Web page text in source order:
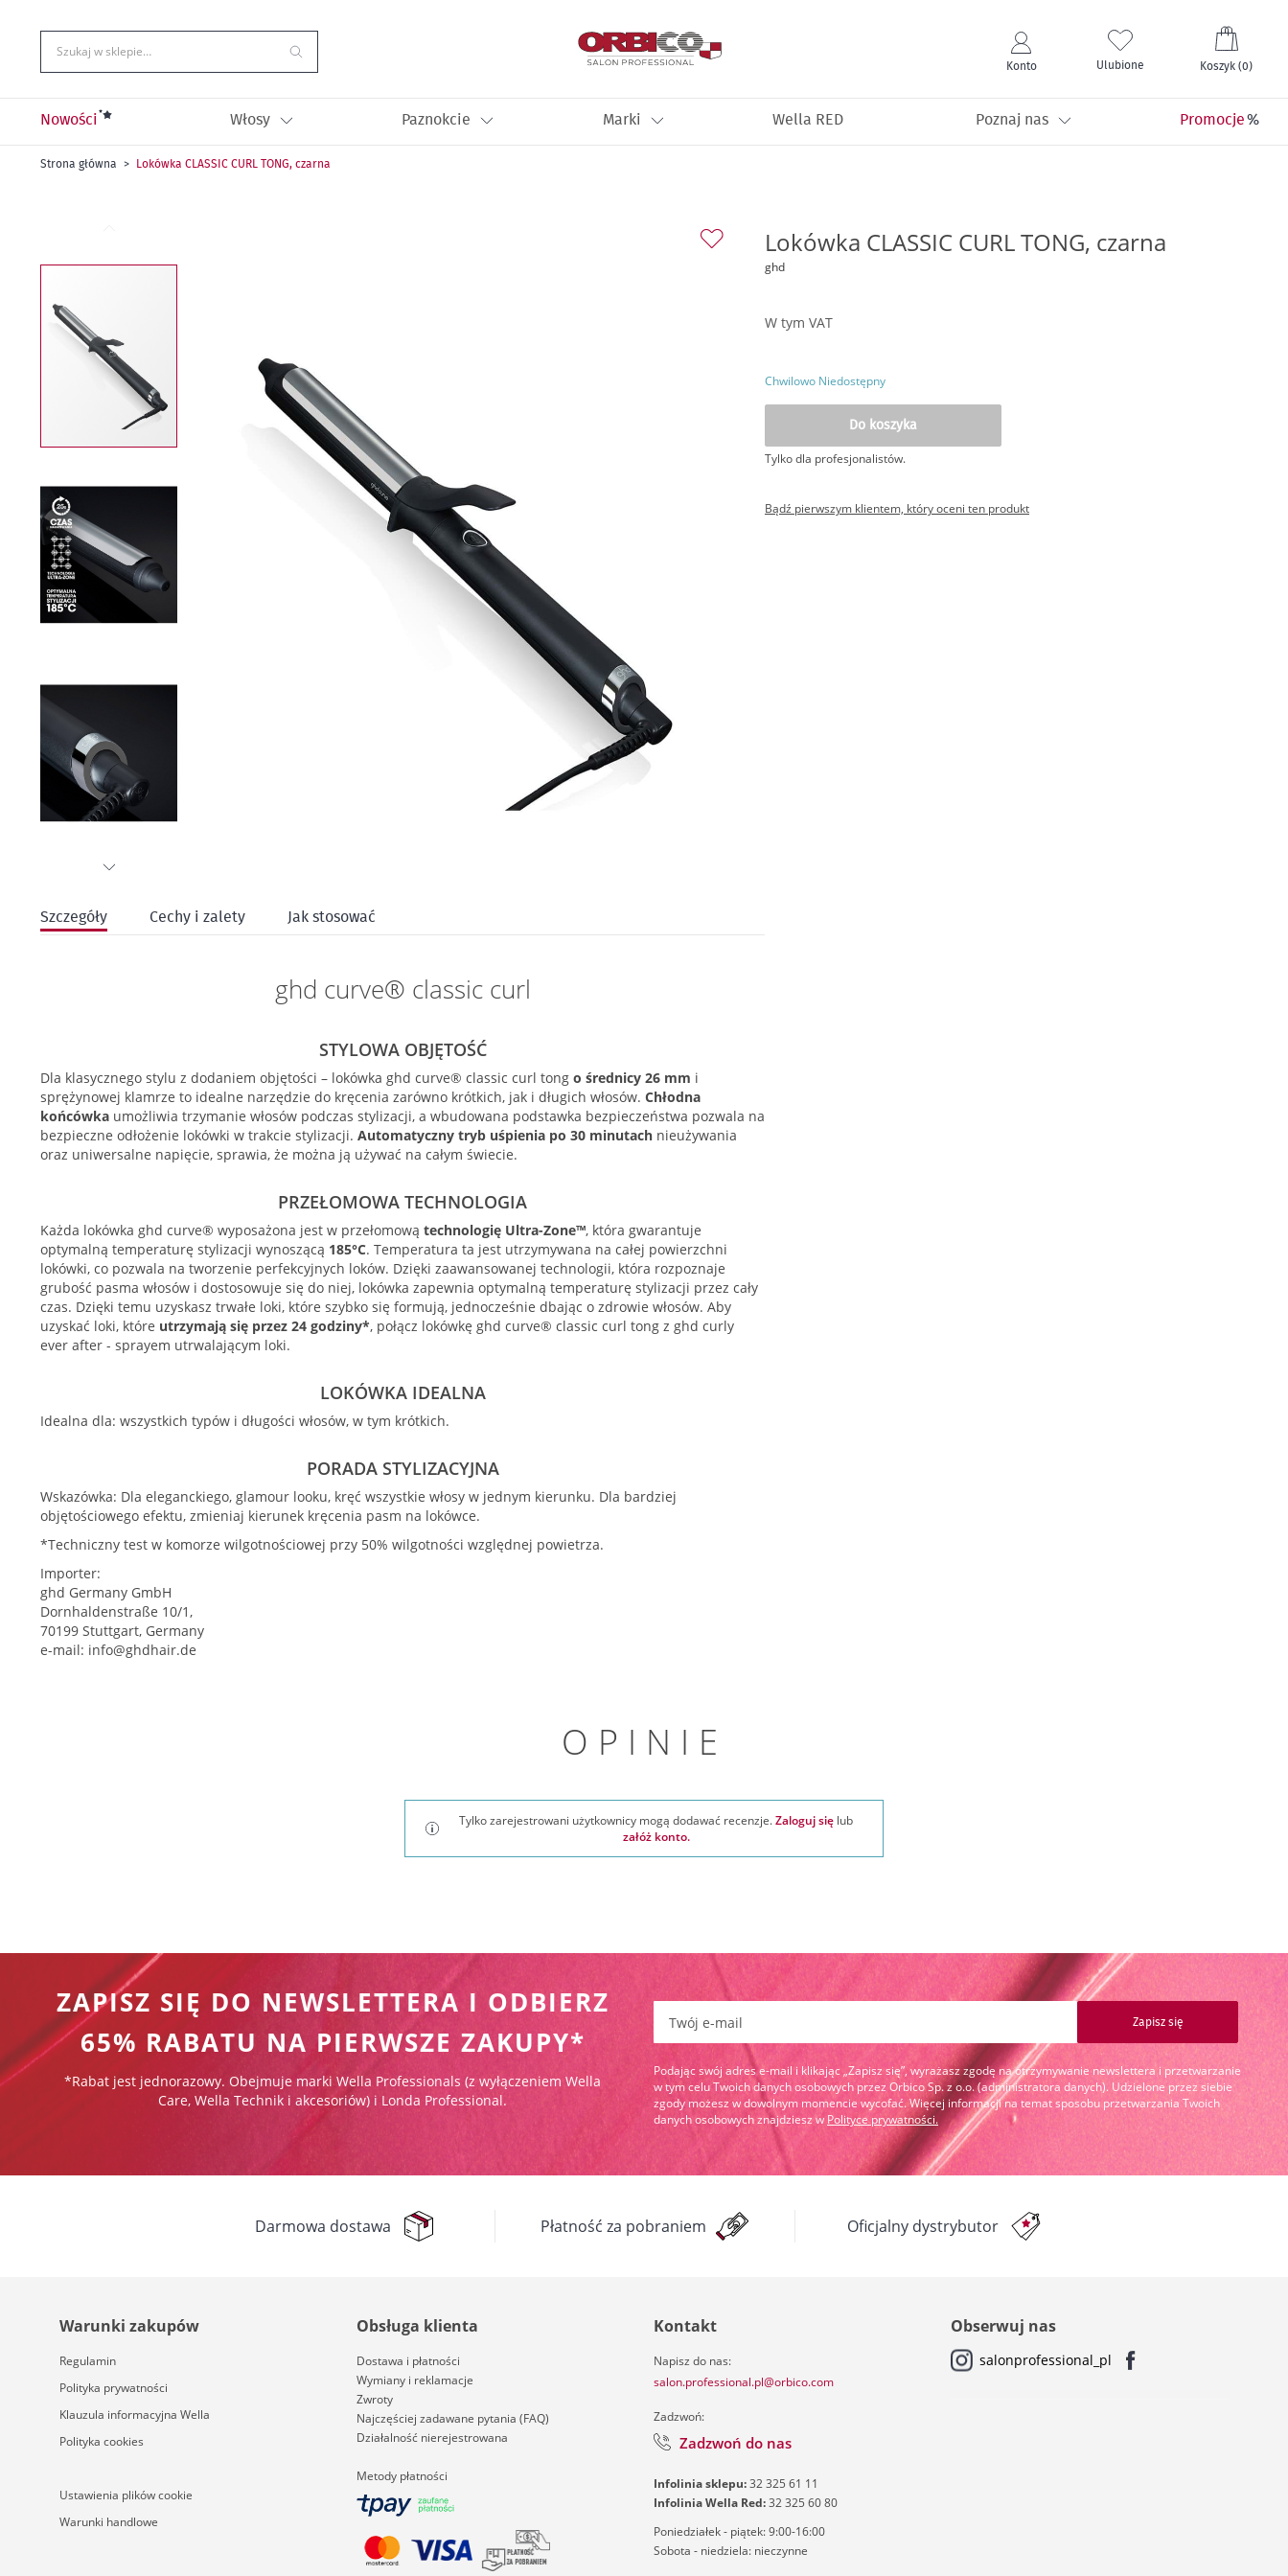
do
treści
Szukaj w sklepie…
Konto Ulubione Koszyk (0)
Nowości Włosy Paznokcie Marki Wella RED Poznaj nas Promocje
Strona główna Lokówka CLASSIC CURL TONG, czarna
Lokówka CLASSIC CURL TONG, czarna
ghd
W tym VAT
Chwilowo Niedostępny
Do koszyka
Tylko dla profesjonalistów.
Bądź pierwszym klientem, który oceni ten produkt
na
początek
Szczegóły Cechy i zalety Jak stosować
ghd curve® classic curl
STYLOWA OBJĘTOŚĆ
Dla klasycznego stylu z dodaniem objętości – lokówka ghd curve® classic curl tong o średnicy 26 mm i
sprężynowej klamrze to idealne narzędzie do kręcenia zarówno krótkich, jak i długich włosów. Chłodna
końcówka umożliwia trzymanie włosów podczas stylizacji, a wbudowana podstawka bezpieczeństwa pozwala na
bezpieczne odłożenie lokówki w trakcie stylizacji. Automatyczny tryb uśpienia po 30 minutach nieużywania
oraz uniwersalne napięcie, sprawia, że można ją używać na całym świecie.
PRZEŁOMOWA TECHNOLOGIA
Każda lokówka ghd curve® wyposażona jest w przełomową technologię Ultra-Zone™, która gwarantuje
optymalną temperaturę stylizacji wynoszącą 185°C. Temperatura ta jest utrzymywana na całej powierzchni
lokówki, co pozwala na tworzenie perfekcyjnych loków. Dzięki zaawansowanej technologii, która rozpoznaje
grubość pasma włosów i dostosowuje się do niej, lokówka zapewnia optymalną temperaturę stylizacji przez cały
czas. Dzięki temu uzyskasz trwałe loki, które szybko się formują, jednocześnie dbając o zdrowie włosów. Aby
uzyskać loki, które utrzymają się przez 24 godziny*, połącz lokówkę ghd curve® classic curl tong z ghd curly
ever after - sprayem utrwalającym loki.
LOKÓWKA IDEALNA
Idealna dla: wszystkich typów i długości włosów, w tym krótkich.
PORADA STYLIZACYJNA
Wskazówka: Dla eleganckiego, glamour looku, kręć wszystkie włosy w jednym kierunku. Dla bardziej
objętościowego efektu, zmieniaj kierunek kręcenia pasm na lokówce.
*Techniczny test w komorze wilgotnościowej przy 50% wilgotności względnej powietrza.
Importer:
ghd Germany GmbH
Dornhaldenstraße 10/1,
70199 Stuttgart, Germany
e-mail: info@ghdhair.de
OPINIE
Tylko zarejestrowani użytkownicy mogą dodawać recenzje.Zaloguj się lub
załóż konto.
ZAPISZ SIĘ DO NEWSLETTERA I ODBIERZ
65% RABATU NA PIERWSZE ZAKUPY*
*Rabat jest jednorazowy. Obejmuje marki Wella Professionals (z wyłączeniem Wella
Care, Wella Technik i akcesoriów) i Londa Professional.
Zapisz się
Podając swój adres e-mail i klikając „Zapisz się”, wyrażasz zgodę na otrzymywanie newslettera i przetwarzanie
w tym celu Twoich danych osobowych przez Orbico Sp. z o.o. (administratora danych). Udzielone przez siebie
zgody możesz w dowolnym momencie wycofać. Więcej informacji na temat sposobu przetwarzania Twoich
danych osobowych znajdziesz w Polityce prywatności.
Darmowa dostawa Płatność za pobraniem Oficjalny dystrybutor
Warunki zakupów
Regulamin
Polityka prywatności
Klauzula informacyjna Wella
Polityka cookies
Ustawienia plików cookie
Warunki handlowe
Obsługa klienta
Dostawa i płatności
Wymiany i reklamacje
Zwroty
Najczęściej zadawane pytania (FAQ)
Działalność nierejestrowana
Metody płatności
Kontakt
Napisz do nas:
salon.professional.pl@orbico.com
Zadzwoń:
Zadzwoń do nas
Infolinia sklepu:32 325 61 11
Infolinia Wella Red:32 325 60 80
Poniedziałek - piątek: 9:00-16:00
Sobota - niedziela: nieczynne
Obserwuj nas
salonprofessional_pl